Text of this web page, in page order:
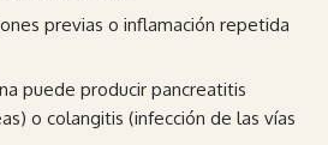
previas o inflamación repetida
puede producir pancreatitis
o colangitis (infección de las vías